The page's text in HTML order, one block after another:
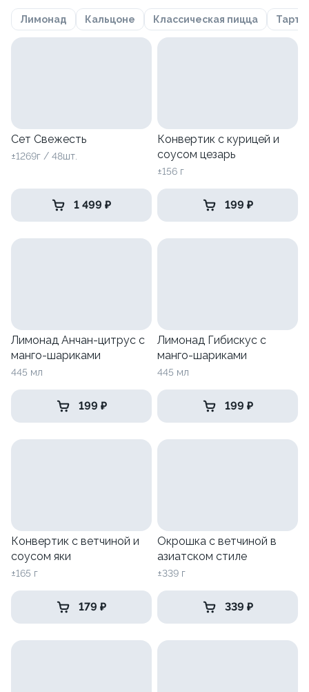
Лимонад Кальцоне Классическая пицца
Сет Свежесть
±1269г / 48шт.
1 499 ₽
Конвертик с курицей и
соусом цезарь
±156 г
199 ₽
Лимонад Анчан-цитрус с
манго-шариками
445 мл
199 ₽
Лимонад Гибискус с
манго-шариками
445 мл
199 ₽
Конвертик с ветчиной и
соусом яки
±165 г
179 ₽
Окрошка с ветчиной в
азиатском стиле
±339 г
339 ₽